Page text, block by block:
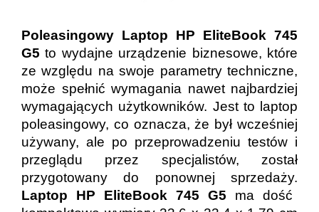
Poleasingowy Laptop HP EliteBook 745
G5 to wydajne urządzenie biznesowe, które
ze względu na swoje parametry techniczne,
może spełnić wymagania nawet najbardziej
wymagających użytkowników. Jest to laptop
poleasingowy, co oznacza, że był wcześniej
używany, ale po przeprowadzeniu testów i
przeglądu przez specjalistów, został
przygotowany do ponownej sprzedaży.
Laptop HP EliteBook 745 G5 ma dość